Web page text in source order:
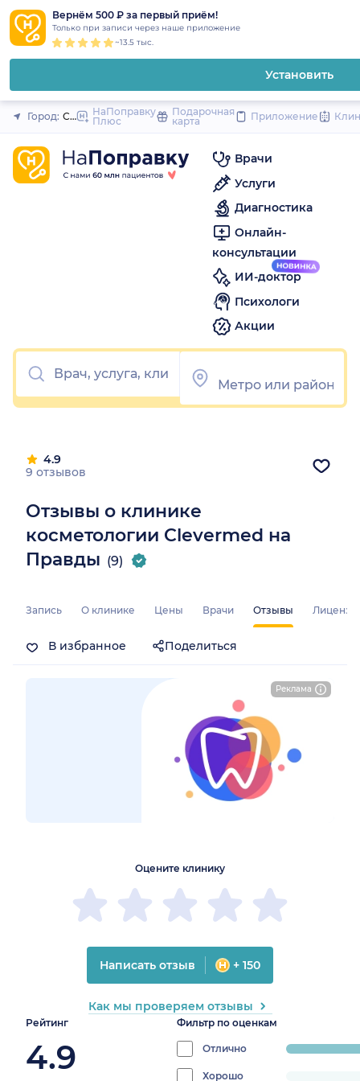
Вернём 500 ₽ за первый приём!
Только при записи через наше приложение
~13.5 тыс.
Установить
Закрыть
Город: Санкт-Петербург
НаПоправку
Плюс
Подарочная
карта
Приложение
Врачи
Услуги
Диагностика
Онлайн-
консультации
ИИ-доктор
Психологи
Акции
Реклама
Отзывы о клинике
косметологии Clevermed на
Правды (9)
4.9
9 отзывов
Запись О клинике Цены Врачи Отзывы
В избранное Поделиться
Рейтинг
4.9
Фильтр по оценкам
Отлично
progress:
Хорошо
Оцените клинику
Написать отзыв + 150
Как мы проверяем отзывы